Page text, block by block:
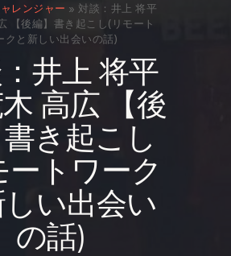
レンジャー » 対談：井上 将平
【後編】書き起こし(リモート
クと新しい出会いの話)
井上 将平
高広 【後
き起こし
ートワーク
しい出会い
の話)
募集
せ